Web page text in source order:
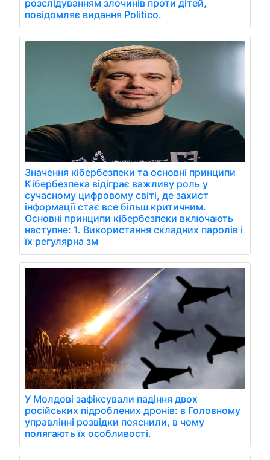
розслідуванням злочинів проти дітей,
повідомляє видання Politico.
Значення кібербезпеки та основні принципи
Кібербезпека відіграє важливу роль у
сучасному цифровому світі, де захист
інформації стає все більш критичним.
Основні принципи кібербезпеки включають
наступне: 1. Використання складних паролів і
їх регулярна зм
У Молдові зафіксували падіння двох
російських підроблених дронів: в Головному
управлінні розвідки пояснили, в чому
полягають їх особливості.